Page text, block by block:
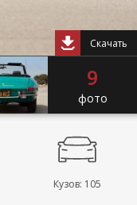
Скачать
9
фото
Кузов: 105